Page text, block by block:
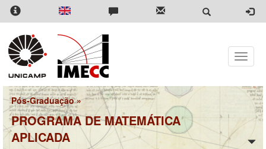
Pular
para
conteúdo
principal
Toggle
Pós-Graduação»
PROGRAMA DE MATEMÁTICA
APLICADA